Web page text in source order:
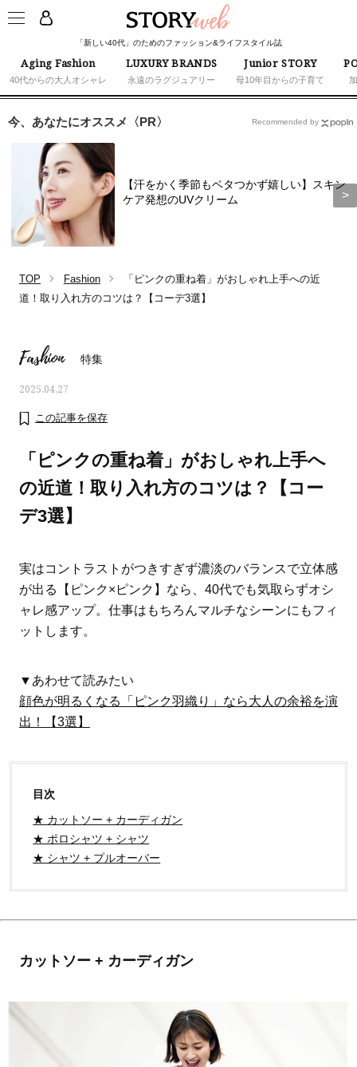
「新しい40代」のためのファッション&ライフスタイル誌
Aging Fashion
40代からの大人オシャレ
LUXURY BRANDS
永遠のラグジュアリー
Junior STORY
母10年目からの子育て
ママとパパに贈る「ジェンダーレ
今、あなたにオススメ〈PR〉
【汗をかく季節もベタつかず嬉しい】スキン
ケア発想のUVクリーム
Recommended by
TOP Fashion
「ピンクの重ね着」がおしゃれ上手への近
道！取り入れ方のコツは？【コーデ3選】
Fashion 特集
2025.04.27
この記事を保存
「ピンクの重ね着」がおしゃれ上手へ
の近道！取り入れ方のコツは？【コー
デ3選】
実はコントラストがつきすぎず濃淡のバランスで立体感
が出る【ピンク×ピンク】なら、40代でも気取らずオシ
ャレ感アップ。仕事はもちろんマルチなシーンにもフィ
ットします。
▼あわせて読みたい
顔色が明るくなる「ピンク羽織り」なら大人の余裕を演
出！【3選】
目次
★ カットソー + カーディガン
★ ポロシャツ + シャツ
★ シャツ + プルオーバー
カットソー + カーディガン